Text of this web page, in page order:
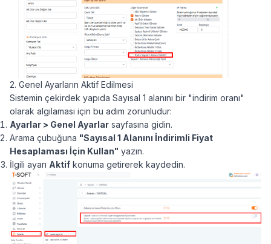
2. Genel Ayarların Aktif Edilmesi
Sistemin çekirdek yapıda Sayısal 1 alanını bir "indirim oranı"
olarak algılaması için bu adım zorunludur:
Ayarlar > Genel Ayarlar sayfasına gidin.
Arama çubuğuna "Sayısal 1 Alanını İndirimli Fiyat
Hesaplaması İçin Kullan" yazın.
İlgili ayarı Aktif konuma getirerek kaydedin.